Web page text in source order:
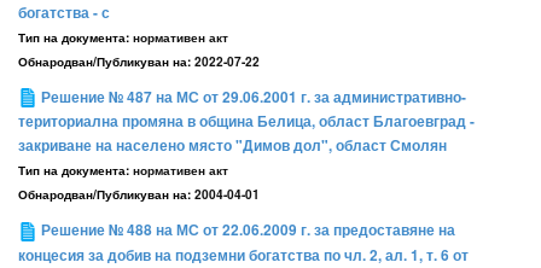
богатства - с
Тип на документа: нормативен акт
Обнародван/Публикуван на: 2022-07-22
Решение № 487 на МС от 29.06.2001 г. за административно-
териториална промяна в община Белица, област Благоевград -
закриване на населено място "Димов дол", област Смолян
Тип на документа: нормативен акт
Обнародван/Публикуван на: 2004-04-01
Решение № 488 на МС от 22.06.2009 г. за предоставяне на
концесия за добив на подземни богатства по чл. 2, ал. 1, т. 6 от